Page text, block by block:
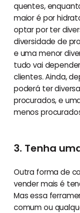
quentes,
maior é por
optar por ter
diversidade de
e uma menor
tudo vai
clientes. Ainda,
poderá ter
procurados, e
menos
3. Tenha
Outra forma de
vender mais é
Mas essa
comum ou